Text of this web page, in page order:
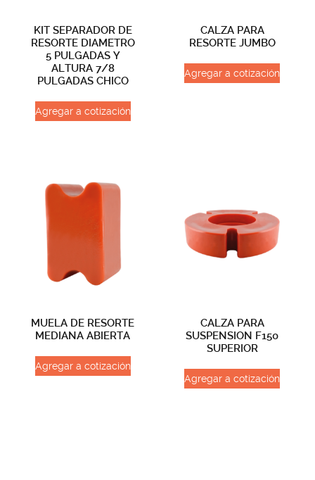
KIT SEPARADOR DE
RESORTE DIAMETRO
5 PULGADAS Y
ALTURA 7/8
PULGADAS CHICO
Agregar a cotización
CALZA PARA
RESORTE JUMBO
Agregar a cotización
MUELA DE RESORTE
MEDIANA ABIERTA
Agregar a cotización
CALZA PARA
SUSPENSION F150
SUPERIOR
Agregar a cotización